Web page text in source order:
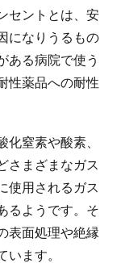
セントとは、安
になりうるもの
ある病院で使う
性薬品への耐性
化窒素や酸素、
さまざまなガス
使用されるガス
るようです。そ
表面処理や絶縁
います。